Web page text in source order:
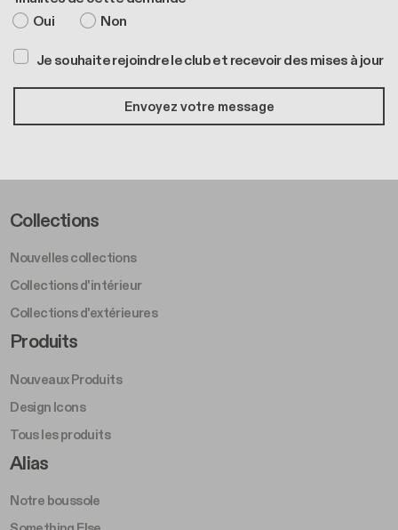
Oui
Non
Je souhaite rejoindre le club et recevoir des mises à jour
Footer Left Middle A
Collections
Nouvelles collections
Collections d'intérieur
Collections d'extérieures
Footer Right Middle A
Produits
Nouveaux Produits
Design Icons
Tous les produits
Footer Right A
Alias
Notre boussole